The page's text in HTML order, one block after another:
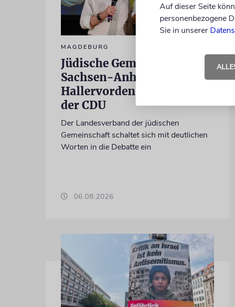
MAGDEBURG
Jüdische Gemeinden in
Sachsen-Anhalt kritisieren
Hallervorden-Wahlkampf
der CDU
Der Landesverband der jüdischen
Gemeinschaft schaltet sich mit deutlichen
Worten in die Debatte ein
06.08.2026
Auf dieser Seite
personenbezogene
Sie in unserer